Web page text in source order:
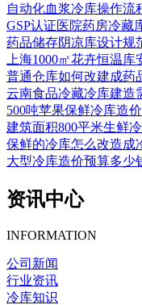
自动化血浆冷库操作流
GSP认证医院药房冷藏
药品储存阴凉库设计规
上海1000㎡花卉恒温
普通仓库如何改建成药
云南食品冷藏冷库建造
500吨苹果保鲜冷库造
建筑面积800平米生鲜
保鲜的冷库怎么改造成
大型冷库造价预算多少
资讯中心
INFORMATION
公司新闻
行业资讯
冷库知识